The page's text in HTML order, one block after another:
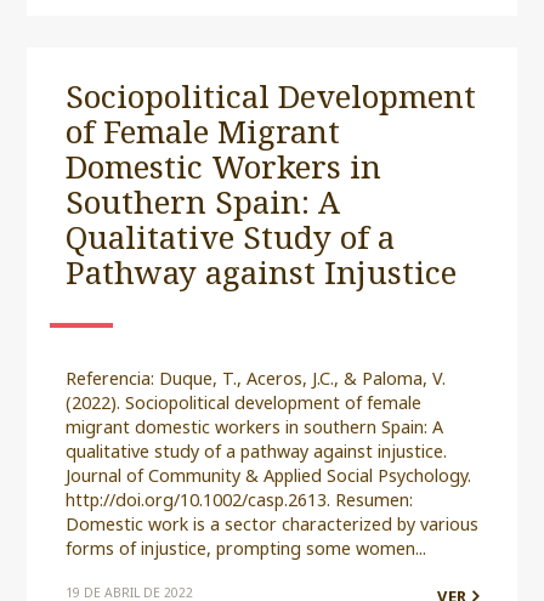
Sociopolitical Development
of Female Migrant
Domestic Workers in
Southern Spain: A
Qualitative Study of a
Pathway against Injustice
Referencia: Duque, T., Aceros, J.C., & Paloma, V.
(2022). Sociopolitical development of female
migrant domestic workers in southern Spain: A
qualitative study of a pathway against injustice.
Journal of Community & Applied Social Psychology.
http://doi.org/10.1002/casp.2613. Resumen:
Domestic work is a sector characterized by various
forms of injustice, prompting some women...
19 DE ABRIL DE 2022 VER